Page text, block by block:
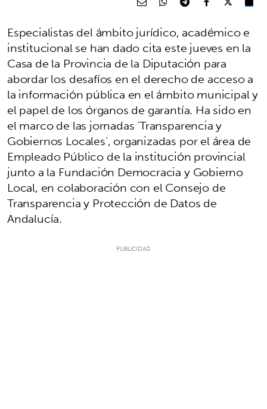
Especialistas del ámbito jurídico, académico e
institucional se han dado cita este jueves en la
Casa de la Provincia de la Diputación para
abordar los desafíos en el derecho de acceso a
la información pública en el ámbito municipal y
el papel de los órganos de garantía. Ha sido en
el marco de las jornadas ‘Transparencia y
Gobiernos Locales’, organizadas por el área de
Empleado Público de la institución provincial
junto a la Fundación Democracia y Gobierno
Local, en colaboración con el Consejo de
Transparencia y Protección de Datos de
Andalucía.